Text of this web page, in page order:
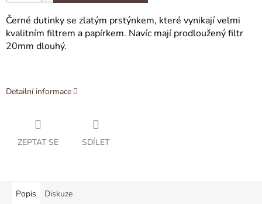
Černé dutinky se zlatým prstýnkem, které vynikají velmi
kvalitním filtrem a papírkem. Navíc mají prodloužený filtr
20mm dlouhý.
Detailní informace
ZEPTAT SE SDÍLET
Popis Diskuze